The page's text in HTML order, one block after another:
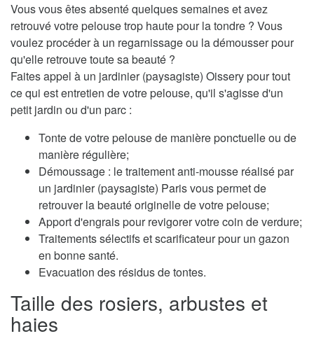
Vous vous êtes absenté quelques semaines et avez
retrouvé votre pelouse trop haute pour la tondre ? Vous
voulez procéder à un regarnissage ou la démousser pour
qu'elle retrouve toute sa beauté ?
Faites appel à un jardinier (paysagiste) Oissery pour tout
ce qui est entretien de votre pelouse, qu'il s'agisse d'un
petit jardin ou d'un parc :
Tonte de votre pelouse de manière ponctuelle ou de
manière régulière;
Démoussage : le traitement anti-mousse réalisé par
un jardinier (paysagiste) Paris vous permet de
retrouver la beauté originelle de votre pelouse;
Apport d'engrais pour revigorer votre coin de verdure;
Traitements sélectifs et scarificateur pour un gazon
en bonne santé.
Evacuation des résidus de tontes.
Taille des rosiers, arbustes et
haies